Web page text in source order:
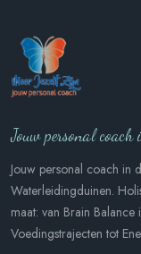
Jouw personal
Jouw personal coach in
Waterleidingduinen.
maat: van Brain
Voedingstrajecten tot